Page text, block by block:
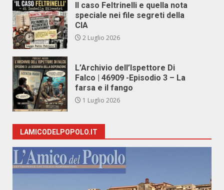
Il caso Feltrinelli e quella nota
speciale nei file segreti della
CIA
2 Luglio 2026
L’Archivio dell’Ispettore Di
Falco | 46909 -Episodio 3 – La
farsa e il fango
1 Luglio 2026
LAMICODELPOPOLO.IT